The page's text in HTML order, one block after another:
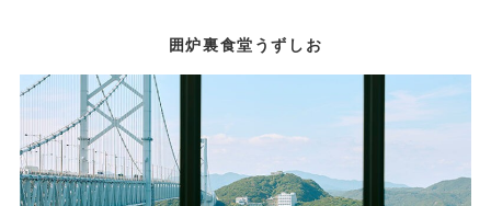
囲炉裏食堂うずしお